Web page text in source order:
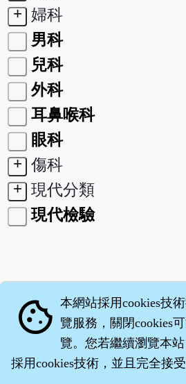
+ 婦科
男科
兒科
外科
耳鼻喉科
眼科
+ 傷科
+ 現代分類
現代檢驗
cookie 本網站採用cookies技
覽服務，關閉cookies
覽。您若繼續瀏覽本
採用cookies技術，並且完全接